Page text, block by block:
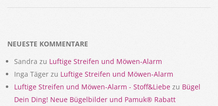
NEUESTE KOMMENTARE
Sandra zu Luftige Streifen und Möwen-Alarm
Inga Täger zu Luftige Streifen und Möwen-Alarm
Luftige Streifen und Möwen-Alarm - Stoff&Liebe zu Bügel
Dein Ding! Neue Bügelbilder und Pamuk® Rabatt